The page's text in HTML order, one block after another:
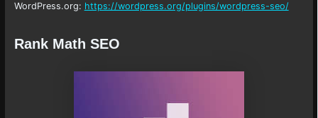
WordPress.org: https://wordpress.org/plugins/wordpress-seo/
Rank Math SEO